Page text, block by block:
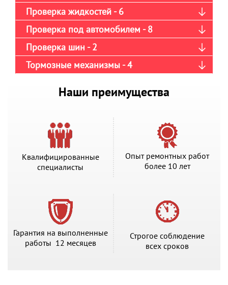
Проверка жидкостей - 6
Проверка под автомобилем - 8
Проверка шин - 2
Тормозные механизмы - 4
Наши преимущества
Квалифицированные
специалисты
Опыт ремонтных работ
более 10 лет
Гарантия на выполненные
работы 12 месяцев
Строгое соблюдение
всех сроков